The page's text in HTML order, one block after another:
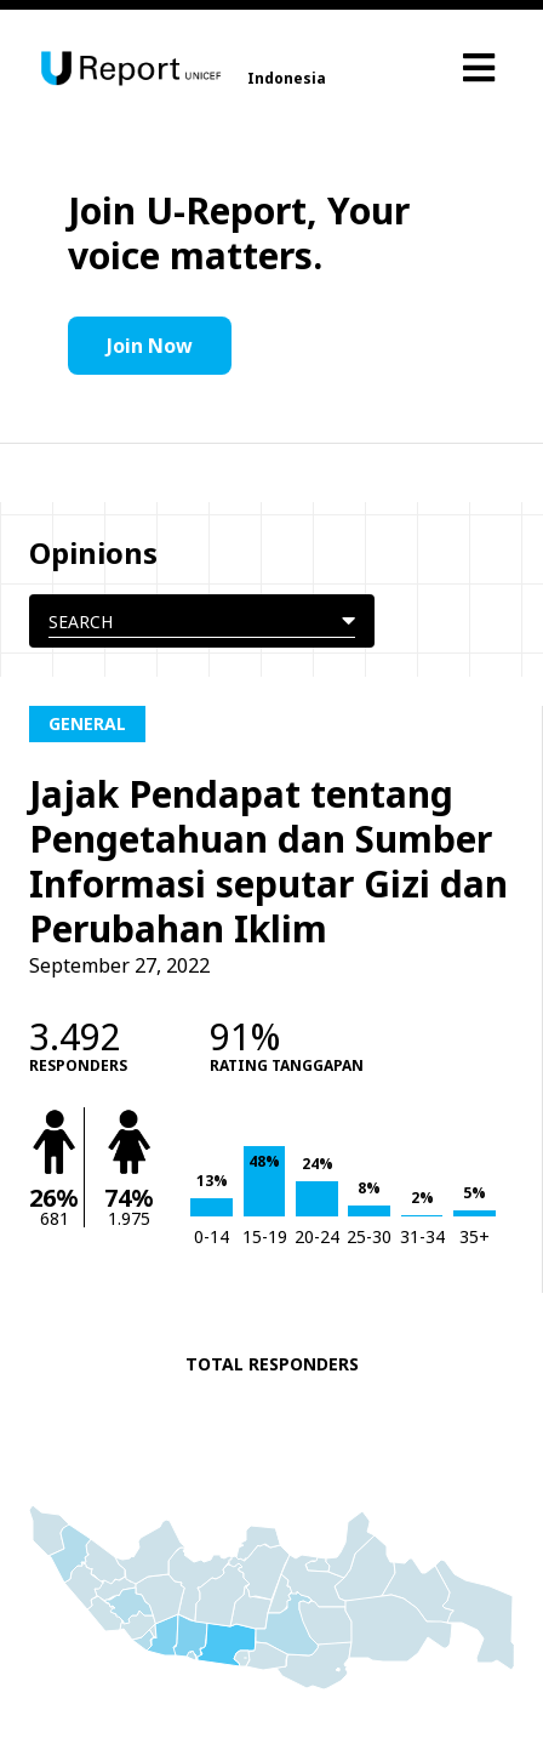
Indonesia
Join U-Report, Your
voice matters.
Join Now
Opinions
GENERAL
Jajak Pendapat tentang
Pengetahuan dan Sumber
Informasi seputar Gizi dan
Perubahan Iklim
September 27, 2022
3.492
RESPONDERS
91%
RATING TANGGAPAN
26%
681
74%
1.975
13%
48%
24%
8%
2% 5%
0-14 15-19 20-24 25-30 31-34 35+
TOTAL RESPONDERS